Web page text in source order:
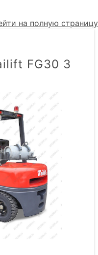
на полную страницу
FG30 3